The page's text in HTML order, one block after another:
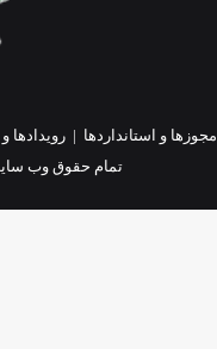
مجوزها و استانداردها |رویدادها
تمام حقوق وب